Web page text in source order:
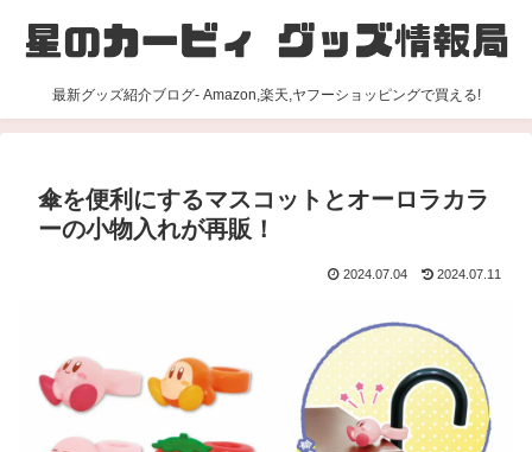
最新グッズ紹介ブログ- Amazon,楽天,ヤフーショッピングで買える!
傘を便利にするマスコットとオーロラカラ
ーの小物入れが再販！
2024.07.04 2024.07.11